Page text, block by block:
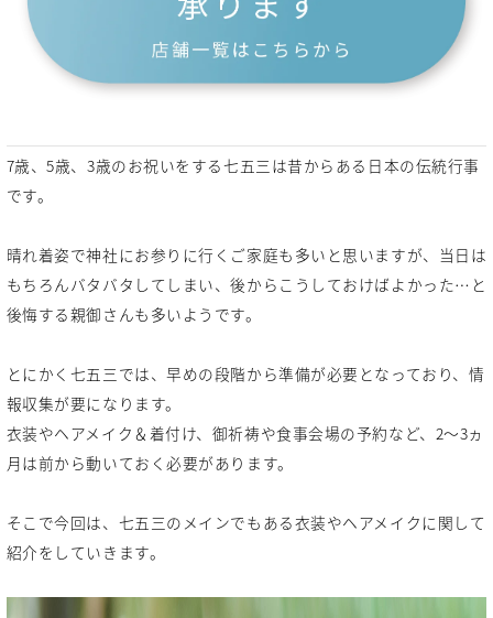
7歳、5歳、3歳のお祝いをする七五三は昔からある日本の伝統行事
です。
晴れ着姿で神社にお参りに行くご家庭も多いと思いますが、当日は
もちろんバタバタしてしまい、後からこうしておけばよかった…と
後悔する親御さんも多いようです。
とにかく七五三では、早めの段階から準備が必要となっており、情
報収集が要になります。
衣装やヘアメイク＆着付け、御祈祷や食事会場の予約など、2〜3ヵ
月は前から動いておく必要があります。
そこで今回は、七五三のメインでもある衣装やヘアメイクに関して
紹介をしていきます。